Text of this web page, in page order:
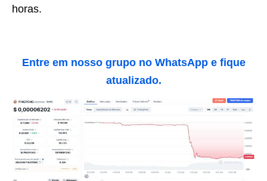
horas.
Entre em nosso grupo no WhatsApp e fique
atualizado.